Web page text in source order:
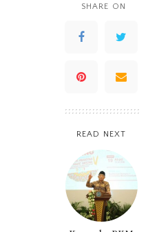
SHARE ON
READ NEXT